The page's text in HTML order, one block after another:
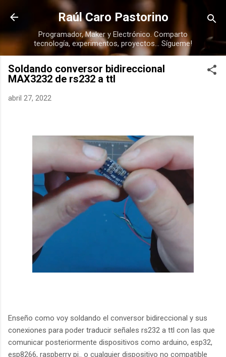
Ir al contenido principal
Raúl Caro Pastorino
Programador, Maker y Electrónico. Comparto
tecnología, experimentos, proyectos... Sígueme!
Soldando conversor bidireccional
MAX3232 de rs232 a ttl
abril 27, 2022
Enseño como voy soldando el conversor bidireccional y sus
conexiones para poder traducir señales rs232 a ttl con las que
comunicar posteriormente dispositivos como arduino, esp32,
esp8266, raspberry pi.. o cualquier dispositivo no compatible